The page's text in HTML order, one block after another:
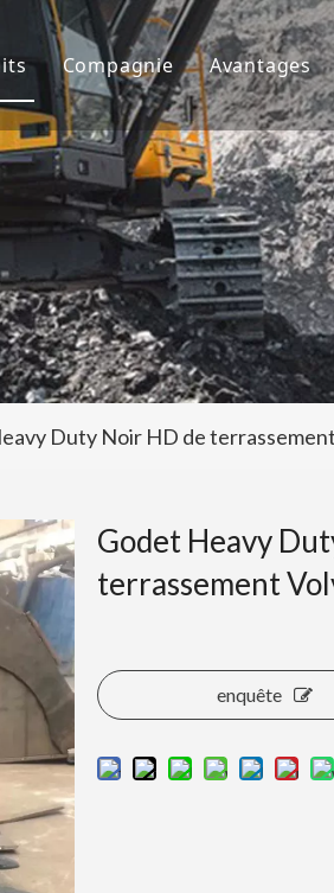
godet
de dents de godet
accessoires d'excavatrice
Compagnie
À propos de nous
Culture
FAQ
Avantages
R&D
Service
Duty Noir HD de
Godet Heavy
terrassement
enquête